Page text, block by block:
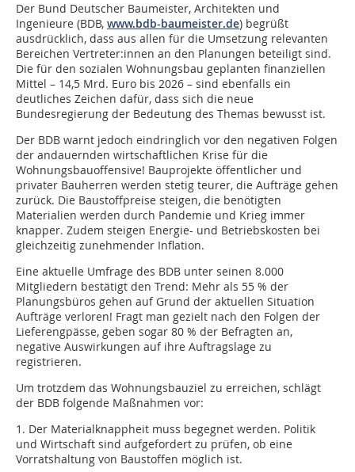
Der Bund Deutscher Baumeister, Architekten und
Ingenieure (BDB, www.bdb-baumeister.de) begrüßt
ausdrücklich, dass aus allen für die Umsetzung relevanten
Bereichen Vertreter:innen an den Planungen beteiligt sind.
Die für den sozialen Wohnungsbau geplanten finanziellen
Mittel – 14,5 Mrd. Euro bis 2026 – sind ebenfalls ein
deutliches Zeichen dafür, dass sich die neue
Bundesregierung der Bedeutung des Themas bewusst ist.
Der BDB warnt jedoch eindringlich vor den negativen Folgen
der andauernden wirtschaftlichen Krise für die
Wohnungsbauoffensive! Bauprojekte öffentlicher und
privater Bauherren werden stetig teurer, die Aufträge gehen
zurück. Die Baustoffpreise steigen, die benötigten
Materialien werden durch Pandemie und Krieg immer
knapper. Zudem steigen Energie- und Betriebskosten bei
gleichzeitig zunehmender Inflation.
Eine aktuelle Umfrage des BDB unter seinen 8.000
Mitgliedern bestätigt den Trend: Mehr als 55 % der
Planungsbüros gehen auf Grund der aktuellen Situation
Aufträge verloren! Fragt man gezielt nach den Folgen der
Lieferengpässe, geben sogar 80 % der Befragten an,
negative Auswirkungen auf ihre Auftragslage zu
registrieren.
Um trotzdem das Wohnungsbauziel zu erreichen, schlägt
der BDB folgende Maßnahmen vor:
1. Der Materialknappheit muss begegnet werden. Politik
und Wirtschaft sind aufgefordert zu prüfen, ob eine
Vorratshaltung von Baustoffen möglich ist.